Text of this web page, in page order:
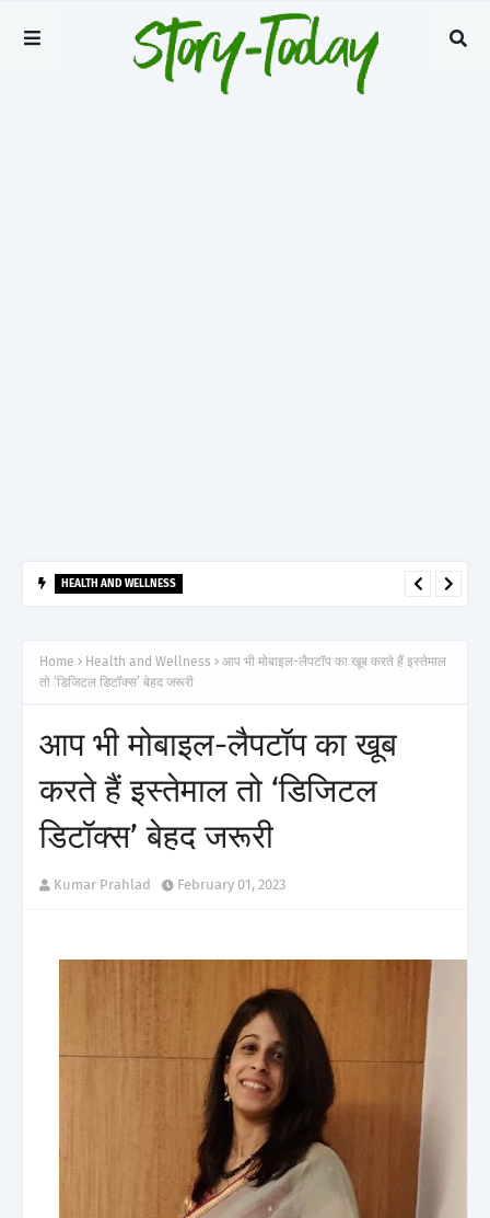
HEALTH AND WELLNESS
Home Health and Wellness
आप भी मोबाइल-लैपटॉप का खूब करते हैं इस्तेमाल
तो ‘डिजिटल डिटॉक्स’ बेहद जरूरी
आप भी मोबाइल-लैपटॉप का खूब
करते हैं इस्तेमाल तो ‘डिजिटल
डिटॉक्स’ बेहद जरूरी
Kumar Prahlad February 01, 2023